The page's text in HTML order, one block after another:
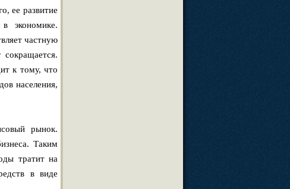
ее развитие
экономике.
частную
к тому, что
населения,
рынок.
Таким
тратит на
в виде